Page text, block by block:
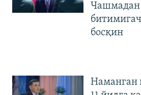
Чашмадан
босқин
Наманган